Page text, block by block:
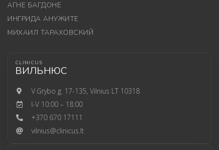
АГНЕ БАГДОНЕ
ИНГРИДА АНУЖИТЕ
МИХАИЛ ТАРАХОВСКИЙ
CLINICUS
ВИЛЬНЮС
V.Grybo g. 17-135, Vilnius LT 10318
I-V 10:00 – 18:00
+370 670 17111
vilnius@clinicus.lt